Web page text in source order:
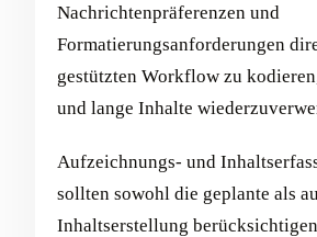
Nachrichtenpräferenzen und
Formatierungsanforderungen
gestützten Workflow zu
und lange Inhalte
Aufzeichnungs- und
sollten sowohl die geplante als
Inhaltserstellung